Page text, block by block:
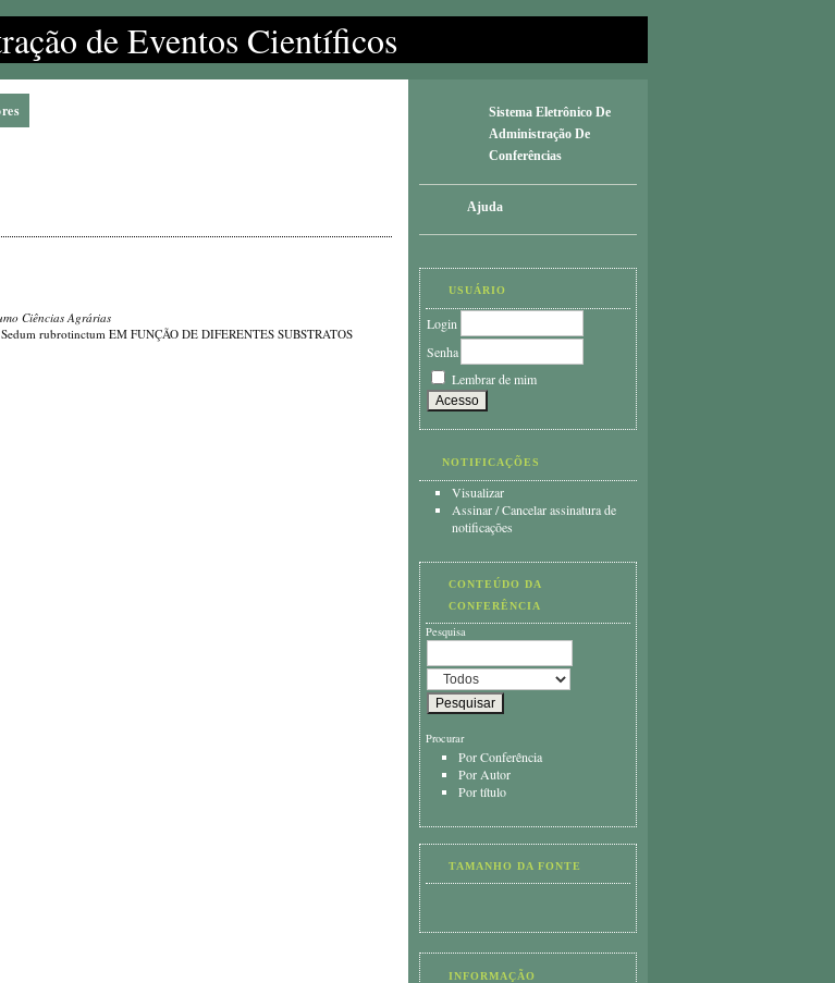
de Eventos Científicos
Sistema Eletrônico De
Administração De
Conferências
Ajuda
USUÁRIO
Login
Senha
Lembrar de mim
NOTIFICAÇÕES
Visualizar
Assinar/Cancelar assinatura de
notificações
CONTEÚDO DA
CONFERÊNCIA
Pesquisa
Procurar
Por Conferência
Por Autor
Por título
TAMANHO DA FONTE
INFORMAÇÃO
Ciências Agrárias
rubrotinctum EM FUNÇÃO DE DIFERENTES SUBSTRATOS